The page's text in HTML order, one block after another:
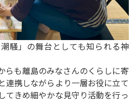
騒」の舞台としても知られる神
らも離島のみなさんのくらしに寄
連携しながらより一層お役に立て
てきめ細やかな見守り活動を行っ